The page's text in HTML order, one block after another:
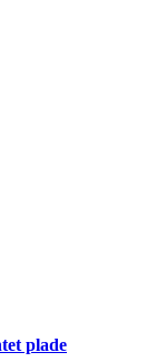
plade